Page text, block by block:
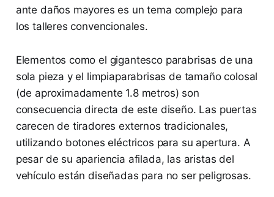
ante daños mayores es un tema complejo para
los talleres convencionales.
Elementos como el gigantesco parabrisas de una
sola pieza y el limpiaparabrisas de tamaño colosal
(de aproximadamente 1.8 metros) son
consecuencia directa de este diseño. Las puertas
carecen de tiradores externos tradicionales,
utilizando botones eléctricos para su apertura. A
pesar de su apariencia afilada, las aristas del
vehículo están diseñadas para no ser peligrosas.